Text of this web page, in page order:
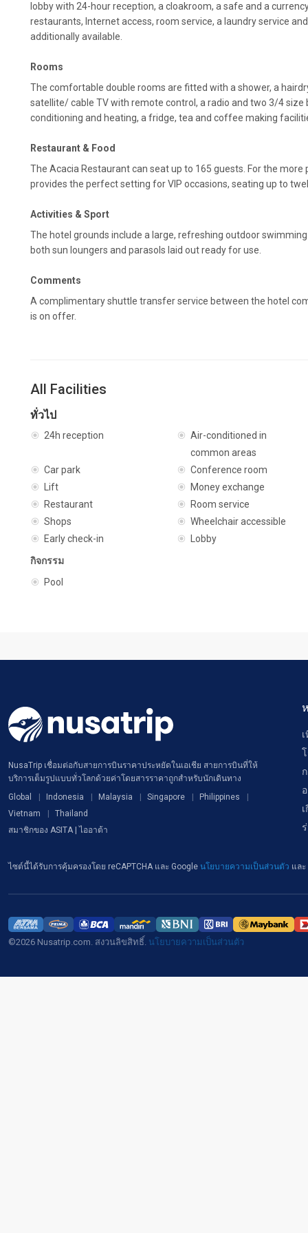
lobby with 24-hour reception, a cloakroom, a safe and a
restaurants, Internet access, room service, a laundry service
additionally available.
Rooms
The comfortable double rooms are fitted with a shower, a
satellite/ cable TV with remote control, a radio and two 3/4 size
conditioning and heating, a fridge, tea and coffee making
Restaurant & Food
The Acacia Restaurant can seat up to 165 guests. For the more
provides the perfect setting for VIP occasions, seating up to
Activities & Sport
The hotel grounds include a large, refreshing outdoor
both sun loungers and parasols laid out ready for use.
Comments
A complimentary shuttle transfer service between the hotel
is on offer.
All Facilities
ทั่วไป
24h reception
Air-conditioned in
common areas
Car park
Conference room
Lift
Money exchange
Restaurant
Room service
Shops
Wheelchair accessible
Early check-in
Lobby
กิจกรรม
Pool
NusaTrip เชื่อมต่อกับสายการบินราคาประหยัดในเอเชีย สายการบินที่ให้
บริการเต็มรูปแบบทั่วโลกด้วยค่าโดยสารราคาถูกสำหรับนักเดินทาง
Global
Indonesia Malaysia Singapore
Philippines
Vietnam
Thailand
สมาชิกของ ASITA | ไออาต้า
ไซต์นี้ได้รับการคุ้มครองโดย reCAPTCHA และ Google นโยบายความเป็นส่วนตัว และ
©2026 Nusatrip.com. สงวนลิขสิทธิ์. นโยบายความเป็นส่วนตัว